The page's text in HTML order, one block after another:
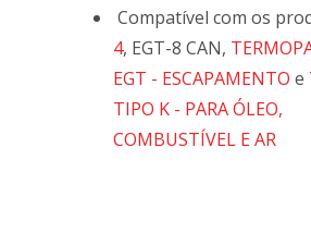
Compatível com os
4, EGT-8 CAN,
EGT - ESCAPAMENTO e
TIPO K - PARA ÓLEO,
COMBUSTÍVEL E AR